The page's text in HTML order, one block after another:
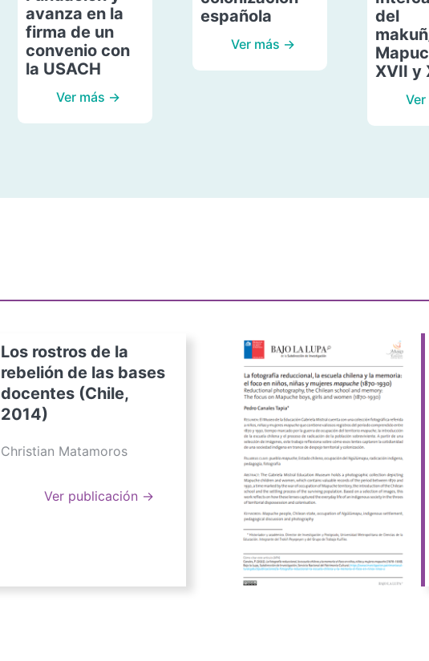
avanza en la
firma de un
convenio con
la USACH
Ver más →
española
Ver más →
del
XVII y
Los rostros de la
rebelión de las bases
docentes (Chile,
2014)
Christian Matamoros
Ver publicación →